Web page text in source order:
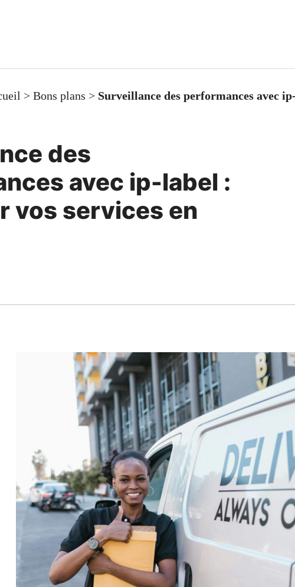
> Bons plans > Surveillance des performances avec
des
avec ip-label :
vos services en